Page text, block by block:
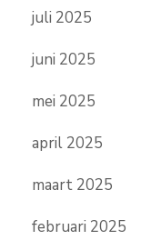
juli 2025
juni 2025
mei 2025
april 2025
maart 2025
februari 2025